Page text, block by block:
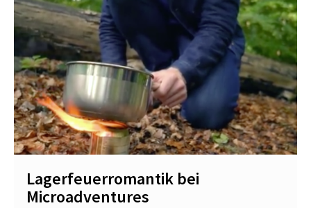
Lagerfeuerromantik bei
Microadventures